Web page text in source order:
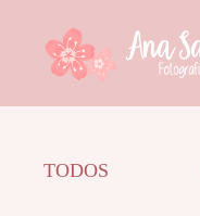
TODOS